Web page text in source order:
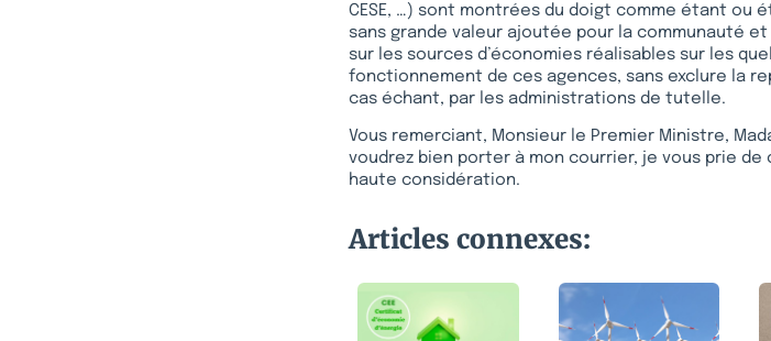
CESE, …) sont montrées du doigt comme étant ou
sans grande valeur ajoutée pour la communauté
sur les sources d’économies réalisables sur les
fonctionnement de ces agences, sans exclure la
cas échant, par les administrations de tutelle.
Vous remerciant, Monsieur le Premier Ministre,
voudrez bien porter à mon courrier, je vous prie de
haute considération.
Articles connexes: